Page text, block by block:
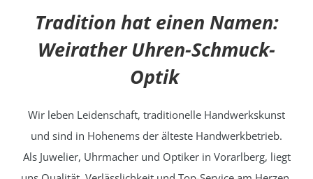
Tradition hat einen Namen:
Weirather Uhren-Schmuck-
Optik
Wir leben Leidenschaft, traditionelle Handwerkskunst
und sind in Hohenems der älteste Handwerkbetrieb.
Als Juwelier, Uhrmacher und Optiker in Vorarlberg, liegt